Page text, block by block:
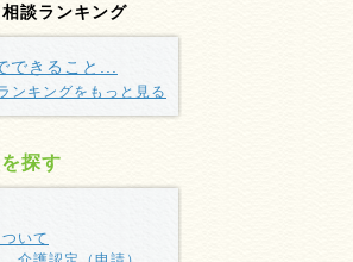
談ランキング
できること...
ンキングをもっと見る
探す
いて